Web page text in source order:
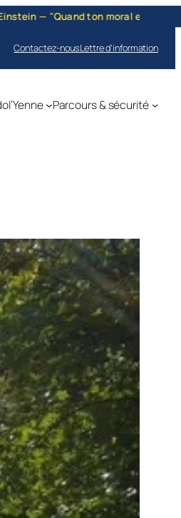
est bas, quand le jour te
Contactez-nousLettre d’information
Parcours & sécurité